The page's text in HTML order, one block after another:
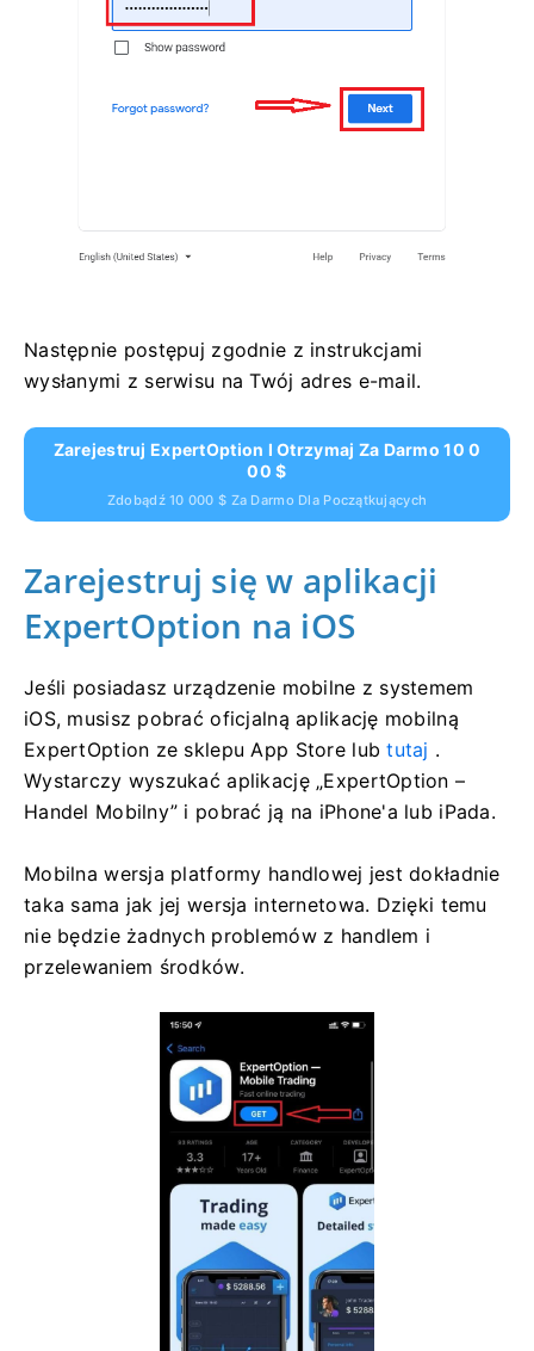
Następnie postępuj zgodnie z instrukcjami
wysłanymi z serwisu na Twój adres e-mail.
Zarejestruj ExpertOption I Otrzymaj Za Darmo 10 0
00 $
Zdobądź 10 000 $ Za Darmo Dla Początkujących
Zarejestruj się w aplikacji
ExpertOption na iOS
Jeśli posiadasz urządzenie mobilne z systemem
iOS, musisz pobrać oficjalną aplikację mobilną
ExpertOption ze sklepu App Store lubtutaj .
Wystarczy wyszukać aplikację „ExpertOption –
Handel Mobilny” i pobrać ją na iPhone'a lub iPada.
Mobilna wersja platformy handlowej jest dokładnie
taka sama jak jej wersja internetowa. Dzięki temu
nie będzie żadnych problemów z handlem i
przelewaniem środków.